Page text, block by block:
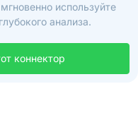
используйте
анализа.
коннектор